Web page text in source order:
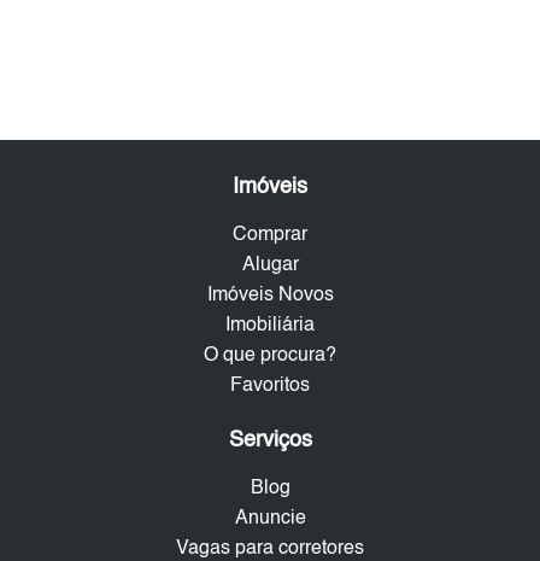
Imóveis
Comprar
Alugar
Imóveis Novos
Imobiliária
O que procura?
Favoritos
Serviços
Blog
Anuncie
Vagas para corretores